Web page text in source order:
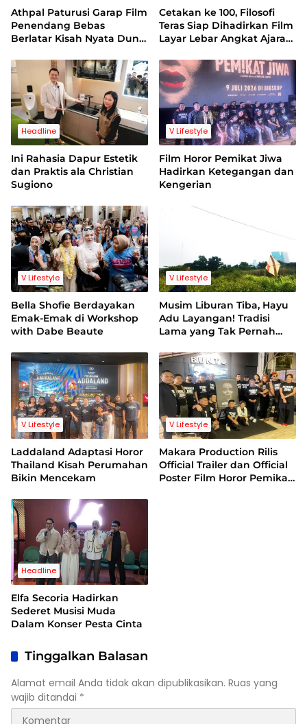
Athpal Paturusi Garap Film
Penendang Bebas
Berlatar Kisah Nyata Dunia
Cetakan ke 100, Filosofi
Teras Siap Dihadirkan Film
Layar Lebar Angkat Ajaran
Headline
Ini Rahasia Dapur Estetik
dan Praktis ala Christian
Sugiono
V Lifestyle
Film Horor Pemikat Jiwa
Hadirkan Ketegangan dan
Kengerian
V Lifestyle
Bella Shofie Berdayakan
Emak-Emak di Workshop
with Dabe Beaute
V Lifestyle
Musim Liburan Tiba, Hayu
Adu Layangan! Tradisi
Lama yang Tak Pernah
V Lifestyle
Laddaland Adaptasi Horor
Thailand Kisah Perumahan
Bikin Mencekam
V Lifestyle
Makara Production Rilis
Official Trailer dan Official
Poster Film Horor Pemikat
Headline
Elfa Secoria Hadirkan
Sederet Musisi Muda
Dalam Konser Pesta Cinta
Tinggalkan Balasan
Alamat email Anda tidak akan dipublikasikan. Ruas yang
wajib ditandai *